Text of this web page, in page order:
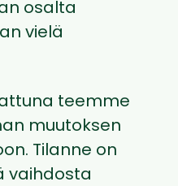
osalta
vielä
teemme
muutoksen
Tilanne on
vaihdosta